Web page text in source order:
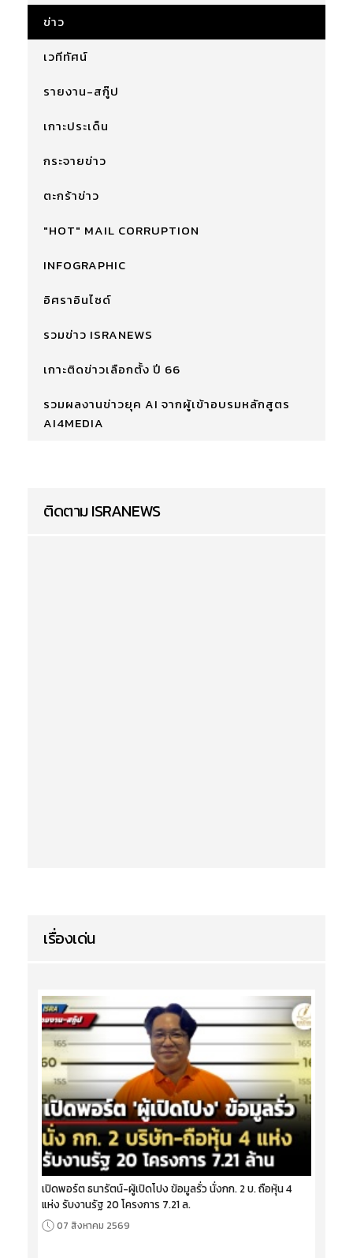
ข่าว
เวทีทัศน์
รายงาน-สกู๊ป
เกาะประเด็น
กระจายข่าว
ตะกร้าข่าว
"HOT" MAIL CORRUPTION
INFOGRAPHIC
อิศราอินไซด์
รวมข่าว ISRANEWS
เกาะติดข่าวเลือกตั้ง ปี 66
รวมผลงานข่าวยุค AI จากผู้เข้าอบรมหลักสูตร
AI4MEDIA
ติดตาม ISRANEWS
เรื่องเด่น
เปิดพอร์ต ธนารัตน์-ผู้เปิดโปง ข้อมูลรั่ว นั่งกก. 2 บ. ถือหุ้น 4
แห่ง รับงานรัฐ 20 โครงการ 7.21 ล.
07 สิงหาคม 2569